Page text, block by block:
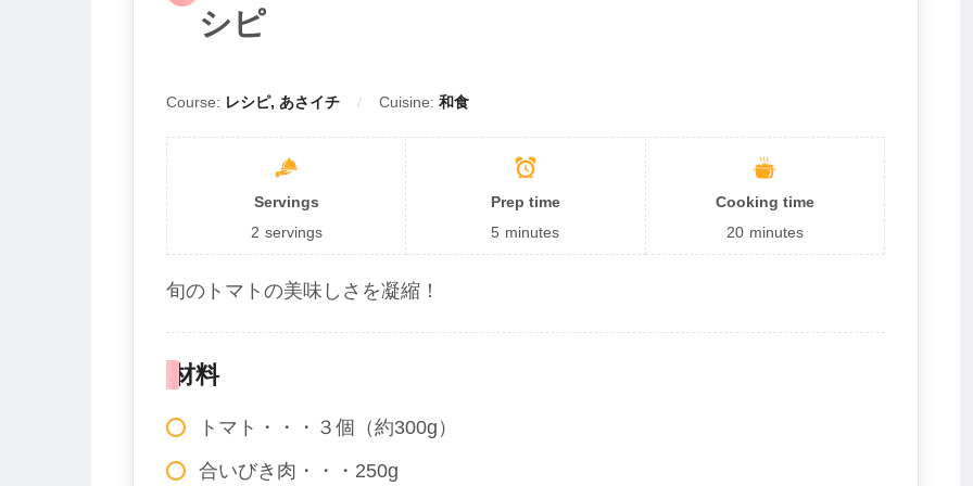
シピ
Course: レシピ, あさイチ Cuisine: 和食
Servings
2 servings
Prep time
5 minutes
Cooking time
20 minutes
旬のトマトの美味しさを凝縮！
材料
トマト・・・３個（約300g）
合いびき肉・・・250g